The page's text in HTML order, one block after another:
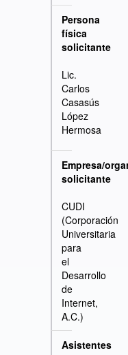
Persona
física
solicitante
Lic.
Carlos
Casasús
López
Hermosa
Empresa/
solicitante
CUDI
(Corporación
Universitaria
para
el
Desarrollo
de
Internet,
A.C.)
Asistentes